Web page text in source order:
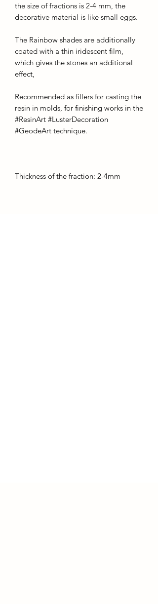
the size of fractions is 2-4 mm, the
decorative material is like small eggs.
The Rainbow shades are additionally
coated with a thin iridescent film,
which gives the stones an additional
effect,
Recommended as fillers for casting the
resin in molds, for finishing works in the
#ResinArt #LusterDecoration
#GeodeArt technique.
Thickness of the fraction: 2-4mm